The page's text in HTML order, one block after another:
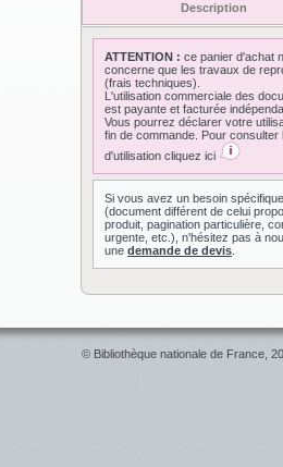
Description
ATTENTION : ce panier d'achat
concerne que les travaux de
(frais techniques).
L'utilisation commerciale des
est payante et facturée
Vous pourrez déclarer votre
fin de commande. Pour consulter
d'utilisation cliquez ici
Si vous avez un besoin spécifique
(document différent de celui
produit, pagination particulière,
urgente, etc.), n'hésitez pas à
une demande de devis
© Bibliothèque nationale de France,